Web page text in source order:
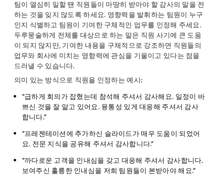
팀이 열심히 일할 땐 직원들이 마땅히 받아야 할 감사의 말을 전
하는 것을 잊지 않도록 하세요. 영향력을 발휘하는 팀원이 누구
인지 식별하고 팀원이 기여한 구체적인 업무를 인정해 주세요.
두루뭉술하게 전체를 대상으로 하는 말은 직원 사기에 큰 도움
이 되지 않지만, 기여한 내용을 구체적으로 강조하면 직원들의
업무와 회사에 미치는 영향력에 관심을 기울이고 있다는 점을
드러낼 수 있습니다.
의미 있는 방식으로 직원을 인정하는 예시:
“급하게 회의가 잡혔는데 참석해 주셔서 감사해요. 일정이 바
쁘신 것을 잘 알고 있어요. 융통성 있게 대응해 주셔서 감사
합니다.”
“프레젠테이션에 추가하신 슬라이드가 매우 도움이 되었어
요. 전문 지식을 공유해 주셔서 감사합니다.”
“까다로운 고객을 인내심을 갖고 대응해 주셔서 감사합니다.
보여주신 훌륭한 인내심을 저희 팀원들이 본받아야 해요.”